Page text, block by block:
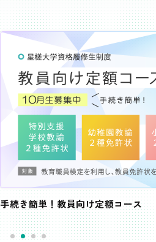
手続き簡単！教員向け定額コース